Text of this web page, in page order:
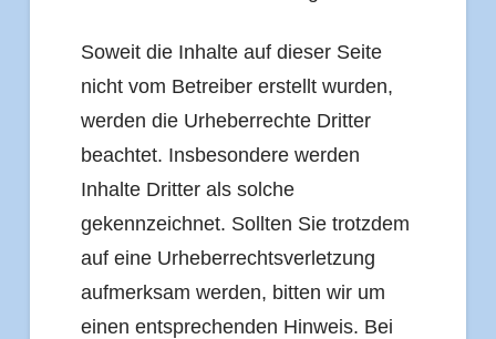
Soweit die Inhalte auf dieser Seite
nicht vom Betreiber erstellt wurden,
werden die Urheberrechte Dritter
beachtet. Insbesondere werden
Inhalte Dritter als solche
gekennzeichnet. Sollten Sie trotzdem
auf eine Urheberrechtsverletzung
aufmerksam werden, bitten wir um
einen entsprechenden Hinweis. Bei